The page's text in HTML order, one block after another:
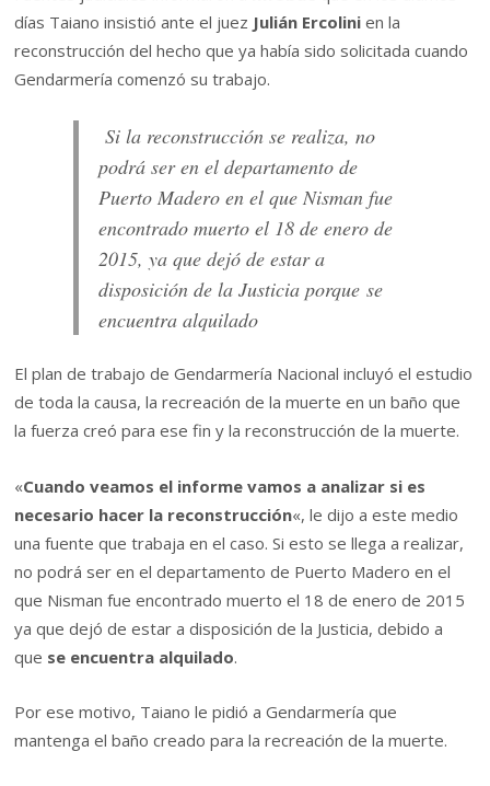
días Taiano insistió ante el juez Julián Ercolini en la
reconstrucción del hecho que ya había sido solicitada cuando
Gendarmería comenzó su trabajo.
Si la reconstrucción se realiza, no
podrá ser en el departamento de
Puerto Madero en el que Nisman fue
encontrado muerto el 18 de enero de
2015, ya que dejó de estar a
disposición de la Justicia porque se
encuentra alquilado
El plan de trabajo de Gendarmería Nacional incluyó el estudio
de toda la causa, la recreación de la muerte en un baño que
la fuerza creó para ese fin y la reconstrucción de la muerte.
«Cuando veamos el informe vamos a analizar si es
necesario hacer la reconstrucción«, le dijo a este medio
una fuente que trabaja en el caso. Si esto se llega a realizar,
no podrá ser en el departamento de Puerto Madero en el
que Nisman fue encontrado muerto el 18 de enero de 2015
ya que dejó de estar a disposición de la Justicia, debido a
que se encuentra alquilado.
Por ese motivo, Taiano le pidió a Gendarmería que
mantenga el baño creado para la recreación de la muerte.